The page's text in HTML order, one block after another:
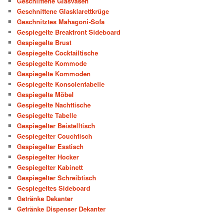
Geschnittene Glasklarettkrüge
Geschnitztes Mahagoni-Sofa
Gespiegelte Breakfront Sideboard
Gespiegelte Brust
Gespiegelte Cocktailtische
Gespiegelte Kommode
Gespiegelte Kommoden
Gespiegelte Konsolentabelle
Gespiegelte Möbel
Gespiegelte Nachttische
Gespiegelte Tabelle
Gespiegelter Beistelltisch
Gespiegelter Couchtisch
Gespiegelter Esstisch
Gespiegelter Hocker
Gespiegelter Kabinett
Gespiegelter Schreibtisch
Gespiegeltes Sideboard
Getränke Dekanter
Getränke Dispenser Dekanter